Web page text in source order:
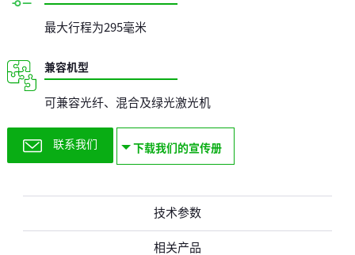
最大行程为295毫米
兼容机型
可兼容光纤、混合及绿光激光机
联系我们 下载我们的宣传册
技术参数
相关产品